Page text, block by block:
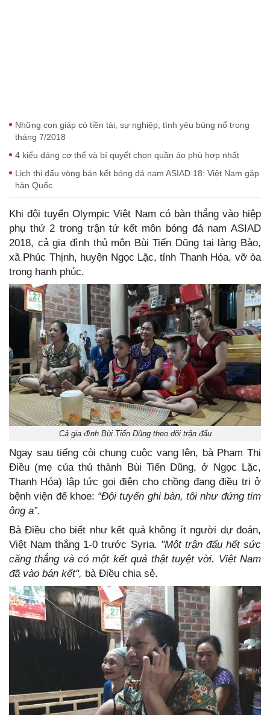
Những con giáp có tiền tài, sự nghiệp, tình yêu bùng nổ trong
tháng 7/2018
4 kiểu dáng cơ thể và bí quyết chọn quần áo phù hợp nhất
Lịch thi đấu vòng bán kết bóng đá nam ASIAD 18: Việt Nam gặp
hàn Quốc
Khi đội tuyển Olympic Việt Nam có bàn thắng vào hiệp
phụ thứ 2 trong trận tứ kết môn bóng đá nam ASIAD
2018, cả gia đình thủ môn Bùi Tiến Dũng tại làng Bào,
xã Phúc Thịnh, huyện Ngọc Lặc, tỉnh Thanh Hóa, vỡ òa
trong hạnh phúc.
Cả gia đình Bùi Tiến Dũng theo dõi trận đấu
Ngay sau tiếng còi chung cuộc vang lên, bà Phạm Thị
Điều (mẹ của thủ thành Bùi Tiến Dũng, ở Ngọc Lặc,
Thanh Hóa) lập tức gọi điện cho chồng đang điều trị ở
bệnh viện để khoe: “Đội tuyển ghi bàn, tôi như đứng tim
ông ạ”.
Bà Điều cho biết như kết quả không ít người dự đoán,
Việt Nam thắng 1-0 trước Syria. "Một trận đấu hết sức
căng thẳng và có một kết quả thật tuyệt vời. Việt Nam
đã vào bán kết", bà Điều chia sẻ.